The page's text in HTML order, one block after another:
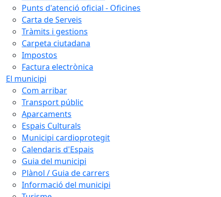
Punts d'atenció oficial - Oficines
Carta de Serveis
Tràmits i gestions
Carpeta ciutadana
Impostos
Factura electrònica
El municipi
Com arribar
Transport públic
Aparcaments
Espais Culturals
Municipi cardioprotegit
Calendaris d'Espais
Guia del municipi
Plànol / Guia de carrers
Informació del municipi